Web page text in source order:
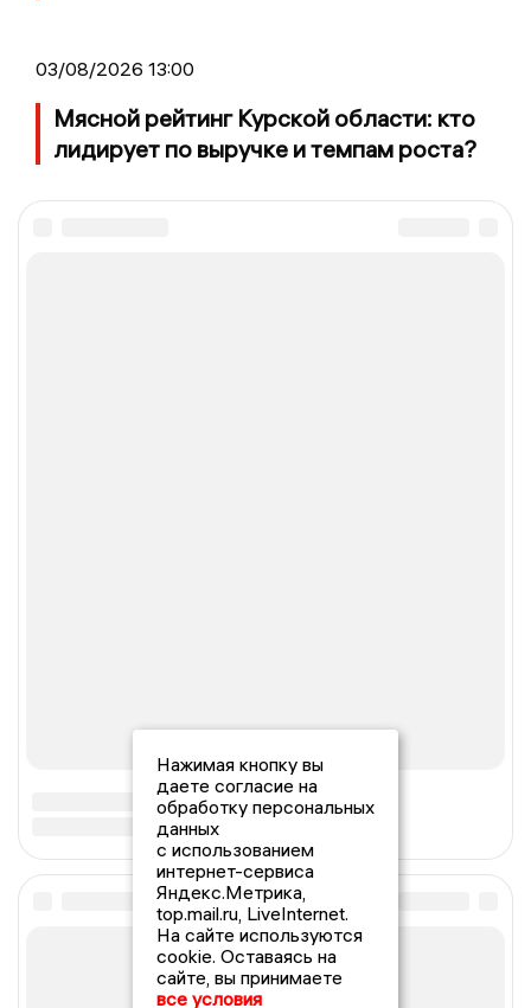
03/08/2026 13:00
Мясной рейтинг Курской области: кто
лидирует по выручке и темпам роста?
Нажимая кнопку вы
даете согласие на
обработку персональных
данных
с использованием
интернет-сервиса
Яндекс.Метрика,
top.mail.ru, LiveInternet.
На сайте используются
cookie. Оставаясь на
сайте, вы принимаете
все условия